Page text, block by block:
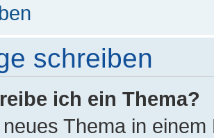
schreiben
ich ein Thema?
Thema in